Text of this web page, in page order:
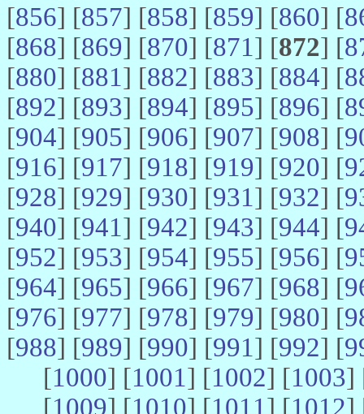
[856] [857] [858] [859] [860] [
[868] [869] [870] [871] [872] [
[880] [881] [882] [883] [884] [
[892] [893] [894] [895] [896] [
[904] [905] [906] [907] [908] [
[916] [917] [918] [919] [920] [
[928] [929] [930] [931] [932] [
[940] [941] [942] [943] [944] [
[952] [953] [954] [955] [956] [
[964] [965] [966] [967] [968] [
[976] [977] [978] [979] [980] [
[988] [989] [990] [991] [992] [
[1000] [1001] [1002] [1003]
[1009] [1010] [1011] [1012]